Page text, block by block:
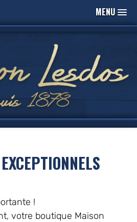
MENU
!
votre boutique Maison